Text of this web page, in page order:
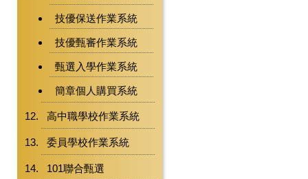
技優保送作業系統
技優甄審作業系統
甄選入學作業系統
簡章個人購買系統
高中職學校作業系統
委員學校作業系統
101聯合甄選